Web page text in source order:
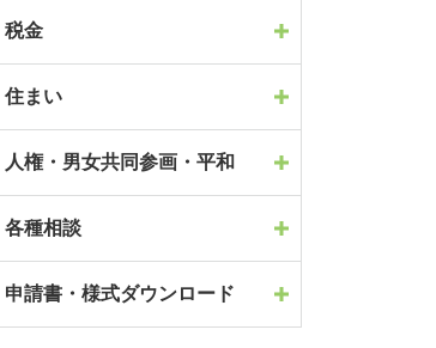
税金
住まい
人権・男女共同参画・平和
各種相談
申請書・様式ダウンロード